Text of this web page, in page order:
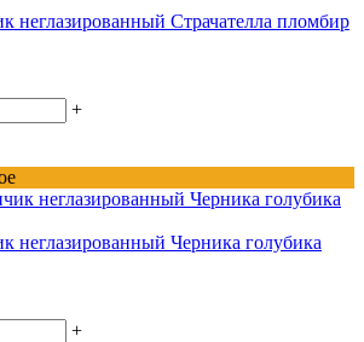
неглазированный Страчателла пломбир
+
неглазированный Черника голубика
+